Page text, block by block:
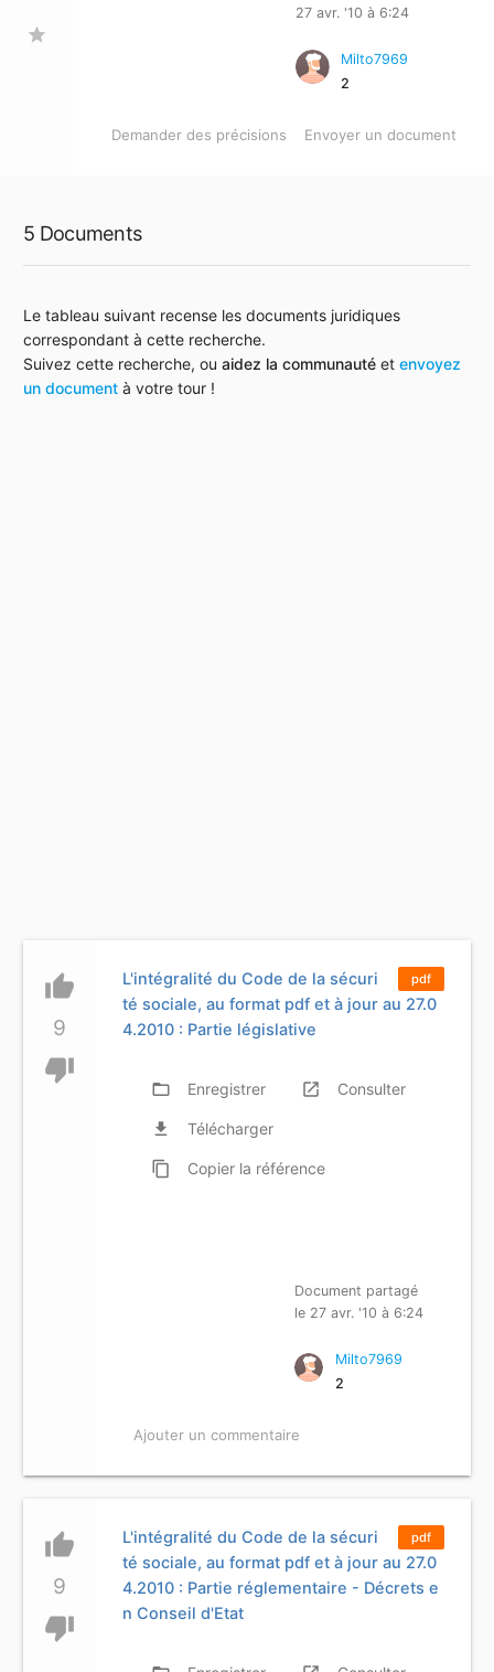
star
27 avr. '10 à 6:24
Milto7969
2
Demander des précisions Envoyer un document
5 Documents
Le tableau suivant recense les documents juridiques
correspondant à cette recherche.
Suivez cette recherche, ou aidez la communauté et envoyez
un document à votre tour !
thumb_up
9
thumb_down
pdf
L'intégralité du Code de la sécuri
té sociale, au format pdf et à jour au 27.0
4.2010 : Partie législative
folder_open Enregistrer launch Consulter
file_download Télécharger
content_copy Copier la référence
Document partagé
le 27 avr. '10 à 6:24
Milto7969
2
Ajouter un commentaire
thumb_up
9
thumb_down
pdf
L'intégralité du Code de la sécuri
té sociale, au format pdf et à jour au 27.0
4.2010 : Partie réglementaire - Décrets e
n Conseil d'Etat